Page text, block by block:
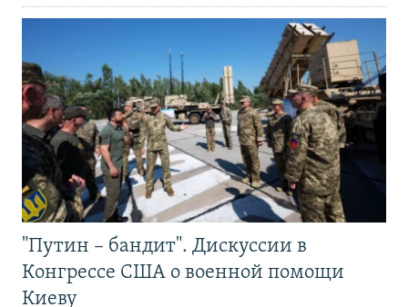
"Путин – бандит". Дискуссии в
Конгрессе США о военной помощи
Киеву